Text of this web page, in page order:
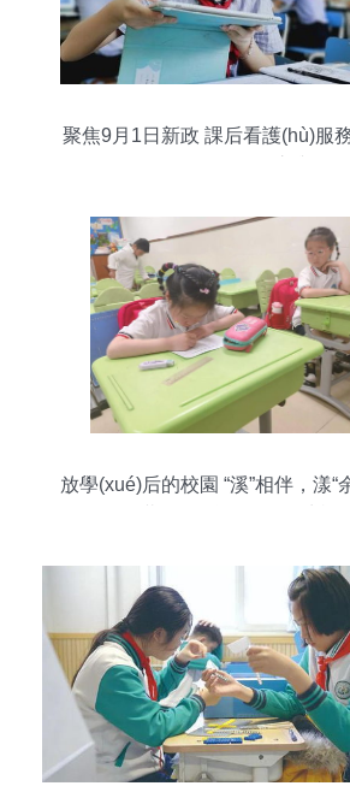
聚焦9月1日新政 課后看護(hù)服
放學(xué)后的校園 “溪”相伴，漾